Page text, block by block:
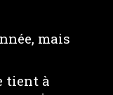
mais
tient à